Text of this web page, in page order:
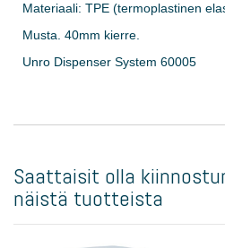
Materiaali: TPE (termoplastinen
Musta. 40mm kierre.
Unro Dispenser System 60005
Saattaisit olla
näistä tuotteista